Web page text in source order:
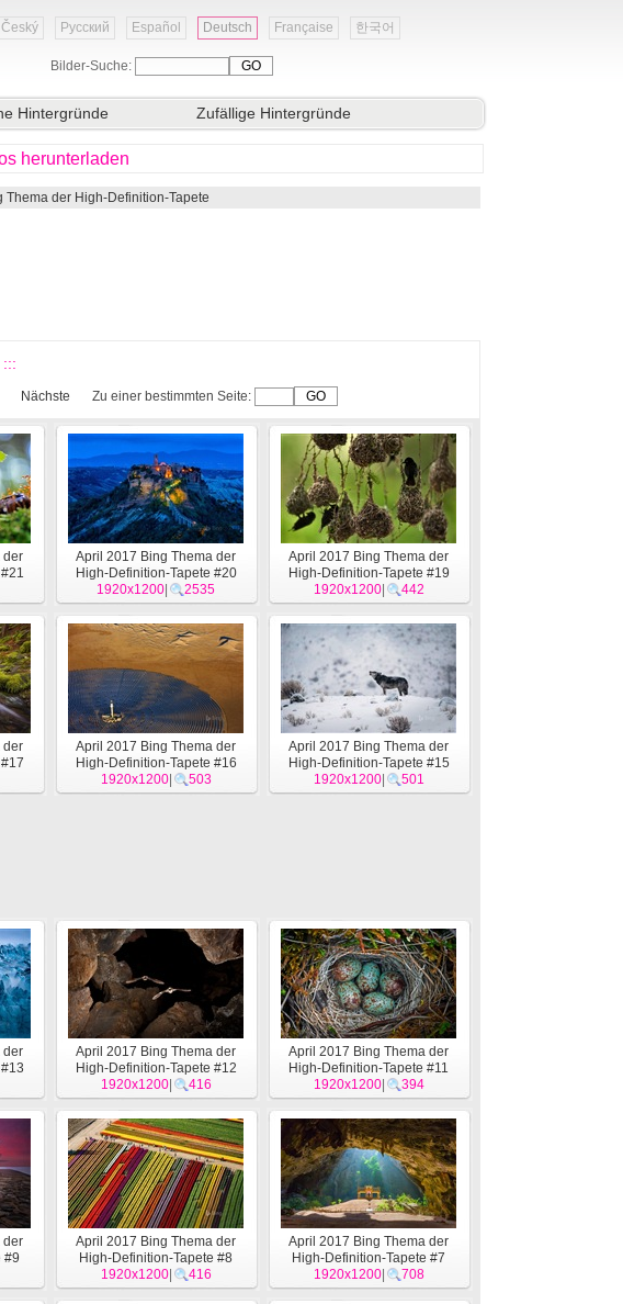
Český Русский Español Deutsch Française 한국어
Bilder-Suche:
Hintergründe Zufällige Hintergründe
herunterladen
Thema der High-Definition-Tapete
Nächste Zu einer bestimmten Seite:
der
April 2017 Bing Thema der
High-Definition-Tapete #20
1920x1200
2535
April 2017 Bing Thema der
High-Definition-Tapete #19
1920x1200| 442
der
April 2017 Bing Thema der
High-Definition-Tapete #16
1920x1200| 503
April 2017 Bing Thema der
High-Definition-Tapete #15
1920x1200| 501
der
April 2017 Bing Thema der
High-Definition-Tapete #12
1920x1200| 416
April 2017 Bing Thema der
High-Definition-Tapete #11
1920x1200| 394
der
#9
April 2017 Bing Thema der
High-Definition-Tapete #8
1920x1200| 416
April 2017 Bing Thema der
High-Definition-Tapete #7
1920x1200| 708